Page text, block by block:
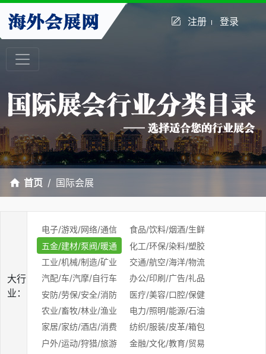
注册 登录
首页 国际会展
大行
业：
电子/游戏/网络/通信
食品/饮料/烟酒/生鲜
五金/建材/泵阀/暖通
化工/环保/染料/塑胶
工业/机械/制造/矿业
交通/航空/海洋/物流
汽配/车/汽摩/自行车
办公/印刷/广告/礼品
安防/劳保/安全/消防
医疗/美容/口腔/保健
农业/畜牧/林业/渔业
电力/照明/能源/石油
家居/家纺/酒店/消费
纺织/服装/皮革/箱包
户外/运动/狩猎/旅游
金融/文化/教育/贸易